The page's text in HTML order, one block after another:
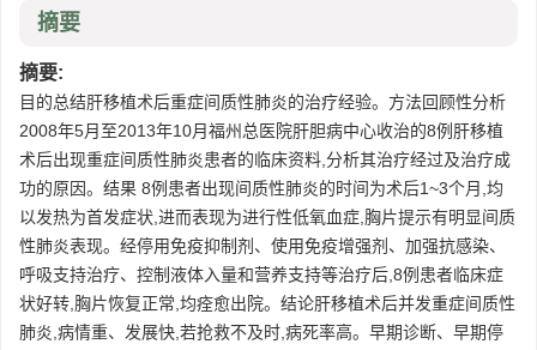
摘要
摘要:
目的总结肝移植术后重症间质性肺炎的治疗经验。方法回顾性分析
2008年5月至2013年10月福州总医院肝胆病中心收治的8例肝移植
术后出现重症间质性肺炎患者的临床资料,分析其治疗经过及治疗成
功的原因。结果 8例患者出现间质性肺炎的时间为术后1~3个月,均
以发热为首发症状,进而表现为进行性低氧血症,胸片提示有明显间质
性肺炎表现。经停用免疫抑制剂、使用免疫增强剂、加强抗感染、
呼吸支持治疗、控制液体入量和营养支持等治疗后,8例患者临床症
状好转,胸片恢复正常,均痊愈出院。结论肝移植术后并发重症间质性
肺炎,病情重、发展快,若抢救不及时,病死率高。早期诊断、早期停